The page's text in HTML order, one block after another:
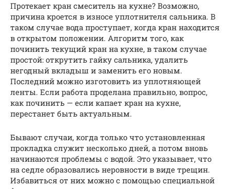
Протекает кран смеситель на кухне? Возможно,
причина кроется в износе уплотнителя сальника. В
таком случае вода проступает, когда кран находится
в открытом положении. Алгоритм того, как
починить текущий кран на кухне, в таком случае
простой: открутить гайку сальника, удалить
негодный вкладыш и заменить его новым.
Последний можно изготовить из уплотняющей
ленты. Если работа проделана правильно, вопрос,
как починить — если капает кран на кухне,
перестанет быть актуальным.
Бывают случаи, когда только что установленная
прокладка служит несколько дней, а потом вновь
начинаются проблемы с водой. Это указывает, что
на седле образовались неровности в виде трещин.
Избавиться от них можно с помощью специальной